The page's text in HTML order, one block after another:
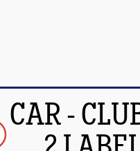
CAR -